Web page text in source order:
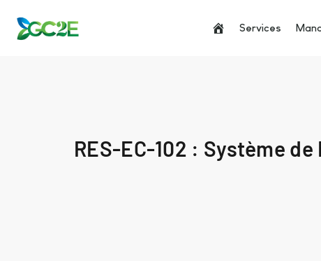
Services
RES-EC-102 : Système